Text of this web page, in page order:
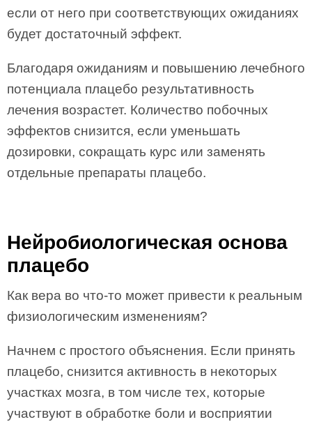
если от него при соответствующих ожиданиях
будет достаточный эффект.
Благодаря ожиданиям и повышению лечебного
потенциала плацебо результативность
лечения возрастет. Количество побочных
эффектов снизится, если уменьшать
дозировки, сокращать курс или заменять
отдельные препараты плацебо.
Нейробиологическая основа
плацебо
Как вера во что-то может привести к реальным
физиологическим изменениям?
Начнем с простого объяснения. Если принять
плацебо, снизится активность в некоторых
участках мозга, в том числе тех, которые
участвуют в обработке боли и восприятии